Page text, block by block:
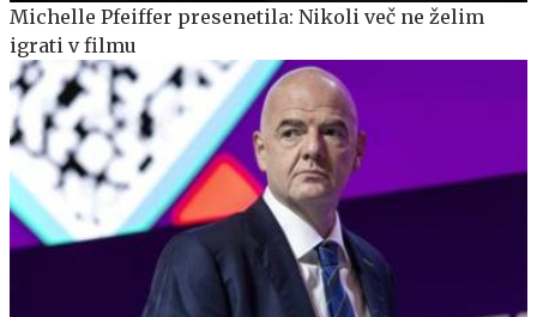
Michelle Pfeiffer presenetila: Nikoli več ne želim
igrati v filmu